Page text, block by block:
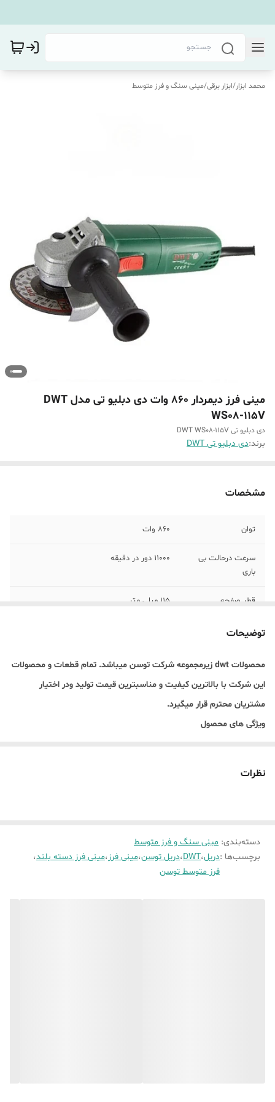
محمد ابزار/ابزار برقی/مینی سنگ و فرز متوسط
مینی فرز دیمردار 860 وات دی دبلیو تی مدل DWT
WS08-115V
دی دبلیو تی DWT WS08-115V
برند:دی دبلیو تی DWT
مشخصات
توان 860 وات
سرعت درحالت بی
باری
11000 دور در دقیقه
قطر صفحه 115 میلی متر
محافظ صفحه
1.5 کیلوگرم
گارانتی 6 ماهه
اقلام همراه کالا
توضیحات
محصولات dwt زیرمجموعه شرکت توسن میباشد. تمام قطعات و محصولات
این شرکت با بالاترین کیفیت و مناسبترین قیمت تولید ودر اختیار
مشتریان محترم قرار میگیرد.
ویژگی های محصول
همراه با 6 ماه گارانتی
نظرات
دسته‌بندی: مینی سنگ و فرز متوسط
برچسب‌ها :دریل،DWT،دریل توسن،مینی فرز،مینی فرز دسته بلند،
فرز متوسط توسن